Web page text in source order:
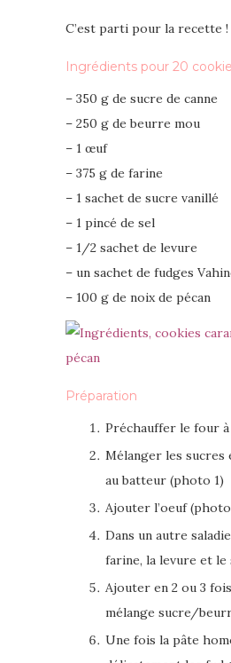
C’est parti pour la recette !
Ingrédients pour 20
– 350 g de sucre de canne
– 250 g de beurre mou
– 1 œuf
– 375 g de farine
– 1 sachet de sucre vanillé
– 1 pincé de sel
– 1/2 sachet de levure
– un sachet de fudges
– 100 g de noix de pécan
Préparation
Préchauffer le four à
Mélanger les
au batteur (photo 1)
Ajouter l’oeuf (photo
Dans un autre
farine, la levure et le
Ajouter en 2 ou 3
mélange sucre/
Une fois la pâte